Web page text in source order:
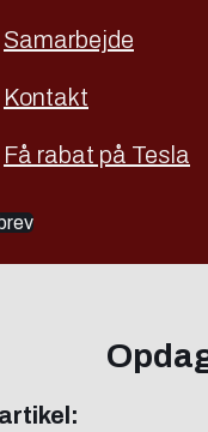
Samarbejde
Kontakt
Få rabat på Tesla